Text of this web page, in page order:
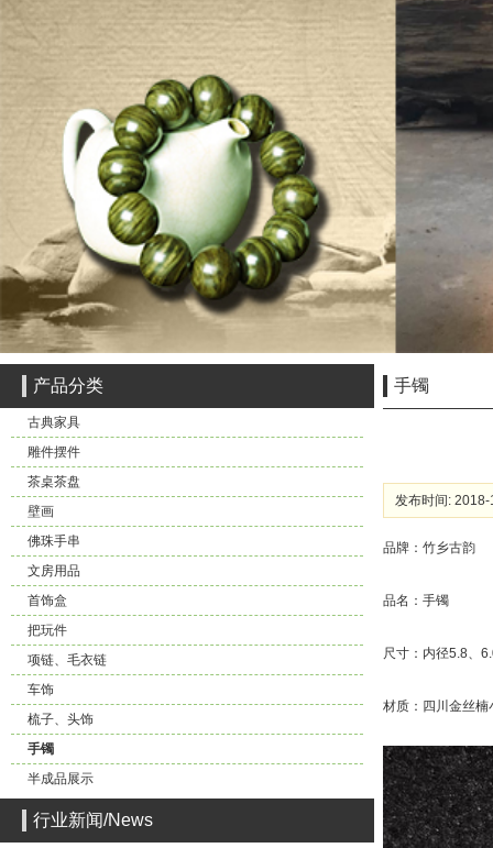
产品分类
古典家具
雕件摆件
茶桌茶盘
壁画
佛珠手串
文房用品
首饰盒
把玩件
项链、毛衣链
车饰
梳子、头饰
手镯
半成品展示
行业新闻/News
手镯
发布时间:
品牌：竹乡古韵
品名：手镯
尺寸：内径5.8、
材质：四川金丝楠